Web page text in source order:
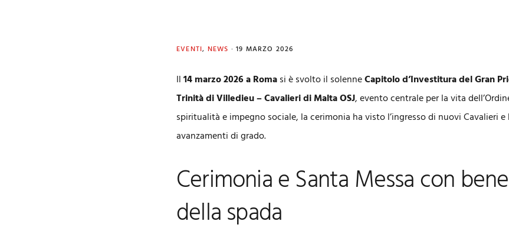
EVENTI, NEWS · 19 MARZO 2026
Il14 marzo 2026 a Romasi è svolto il solenneCapitolo d’Investitura del Gran
Trinità di Villedieu – Cavalieri di Malta OSJ, evento centrale per la vita
spiritualità e impegno sociale, la cerimonia ha visto l’ingresso di nuovi Cavalieri
avanzamenti di grado.
Cerimonia e Santa Messa con
della spada